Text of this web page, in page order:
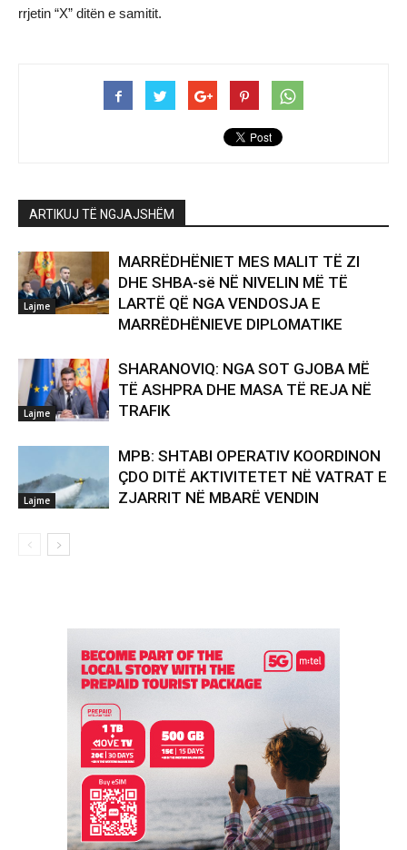
rrjetin “X” ditën e samitit.
ARTIKUJ TË NGJAJSHËM
Lajme
MARRËDHËNIET MES MALIT TË ZI
DHE SHBA-së NË NIVELIN MË TË
LARTË QË NGA VENDOSJA E
MARRËDHËNIEVE DIPLOMATIKE
Lajme
SHARANOVIQ: NGA SOT GJOBA MË
TË ASHPRA DHE MASA TË REJA NË
TRAFIK
Lajme
MPB: SHTABI OPERATIV KOORDINON
ÇDO DITË AKTIVITETET NË VATRAT E
ZJARRIT NË MBARË VENDIN